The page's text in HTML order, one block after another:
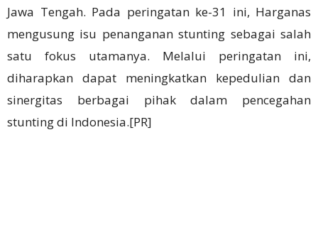
Jawa Tengah. Pada peringatan ke-31 ini, Harganas
mengusung isu penanganan stunting sebagai salah
satu fokus utamanya. Melalui peringatan ini,
diharapkan dapat meningkatkan kepedulian dan
sinergitas berbagai pihak dalam pencegahan
stunting di Indonesia.[PR]